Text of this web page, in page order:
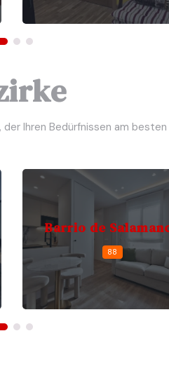
Ihren Bedürfnissen am
Barrio de
88